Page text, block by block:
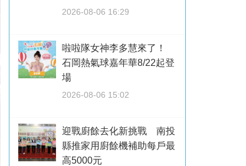
2026-08-06 16:29
啦啦隊女神李多慧來了！
石岡熱氣球嘉年華8/22起登
場
2026-08-06 15:02
迎戰廚餘去化新挑戰 南投
縣推家用廚餘機補助每戶最
高5000元